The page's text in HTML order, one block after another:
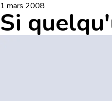
1 mars 2008
Si